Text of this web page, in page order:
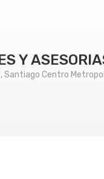
Y
Santiago Centro